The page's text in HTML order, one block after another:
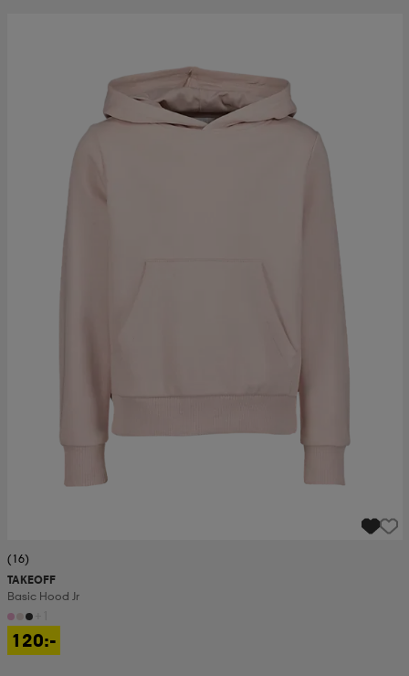
(16)
TAKEOFF
Basic Hood Jr
120:-